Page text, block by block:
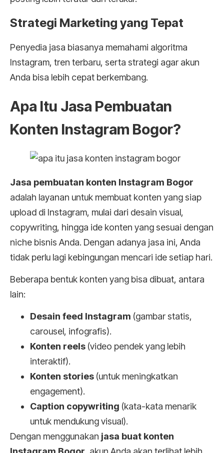
Strategi Marketing yang Tepat
Penyedia jasa biasanya memahami algoritma
Instagram, tren terbaru, serta strategi agar akun
Anda bisa lebih cepat berkembang.
Apa Itu Jasa Pembuatan
Konten Instagram Bogor?
Jasa pembuatan konten Instagram Bogor
adalah layanan untuk membuat konten yang siap
upload di Instagram, mulai dari desain visual,
copywriting, hingga ide konten yang sesuai dengan
niche bisnis Anda. Dengan adanya jasa ini, Anda
tidak perlu lagi kebingungan mencari ide setiap hari.
Beberapa bentuk konten yang bisa dibuat, antara
lain:
Desain feed Instagram (gambar statis,
carousel, infografis).
Konten reels (video pendek yang lebih
interaktif).
Konten stories (untuk meningkatkan
engagement).
Caption copywriting (kata-kata menarik
untuk mendukung visual).
Dengan menggunakan jasa buat konten